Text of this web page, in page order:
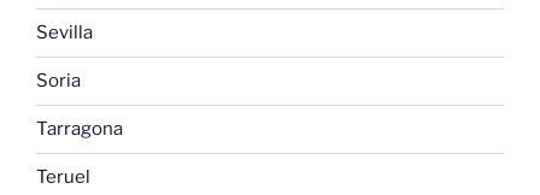
Sevilla
Soria
Tarragona
Teruel